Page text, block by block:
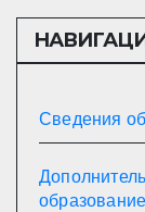
Сведения
образование